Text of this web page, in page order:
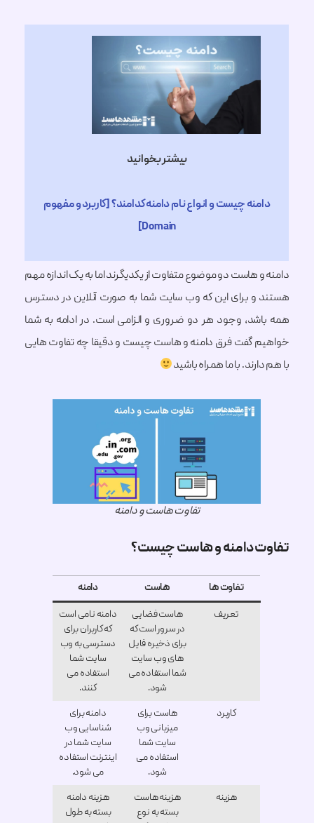
بیشتر بخوانید
چیست و انواع نام دامنه کدامند؟ [کاربرد و مفهوم
هاست دو موضوع متفاوت از یکدیگرند اما به یک اندازه مهم
و برای این که وب سایت شما به صورت آنلاین در دسترس
وجود هر دو ضروری و الزامی است. در ادامه به شما
گفت فرق دامنه و هاست چیست و دقیقا چه تفاوت هایی
با ما همراه باشید
تفاوت هاست و دامنه
دامنه و هاست چیست؟
هاست
دامنه
هاست فضایی
در سرور است که
برای ذخیره فایل
های وب سایت
شما استفاده می
دامنه نامی است
که کاربران برای
دسترسی به وب
سایت شما
استفاده می
هاست برای
دامنه برای
شناسایی وب
سایت شما در
اینترنت استفاده
می شود.
هزینه هاست
هزینه دامنه
بسته به طول